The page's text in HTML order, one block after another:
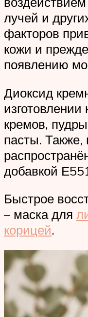
лучей и
факторов
кожи и
появлению
Диоксид
изготовлении
кремов,
пасты. Также,
добавкой
Быстрое
– маска для
корицей.